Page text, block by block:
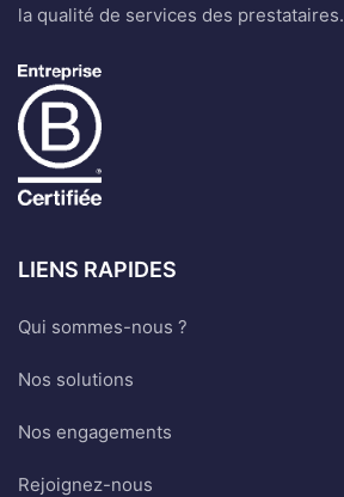
la qualité de services des prestataires.
LIENS RAPIDES
Qui sommes-nous ?
Nos solutions
Nos engagements
Rejoignez-nous